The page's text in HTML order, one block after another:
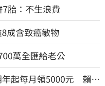
胎：不生浪費
成含致癌敏物
萬全匯給老公
年起每月領5000元 賴清